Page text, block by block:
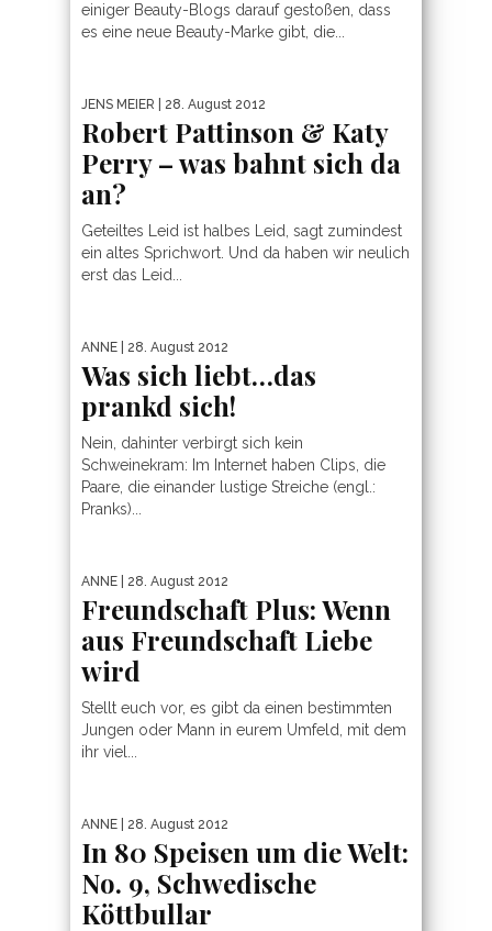
einiger Beauty-Blogs darauf gestoßen, dass
es eine neue Beauty-Marke gibt, die...
JENS MEIER | 28. August 2012
Robert Pattinson & Katy
Perry – was bahnt sich da
an?
Geteiltes Leid ist halbes Leid, sagt zumindest
ein altes Sprichwort. Und da haben wir neulich
erst das Leid...
ANNE | 28. August 2012
Was sich liebt…das
prankd sich!
Nein, dahinter verbirgt sich kein
Schweinekram: Im Internet haben Clips, die
Paare, die einander lustige Streiche (engl.:
Pranks)...
ANNE | 28. August 2012
Freundschaft Plus: Wenn
aus Freundschaft Liebe
wird
Stellt euch vor, es gibt da einen bestimmten
Jungen oder Mann in eurem Umfeld, mit dem
ihr viel...
ANNE | 28. August 2012
In 80 Speisen um die Welt:
No. 9, Schwedische
Köttbullar